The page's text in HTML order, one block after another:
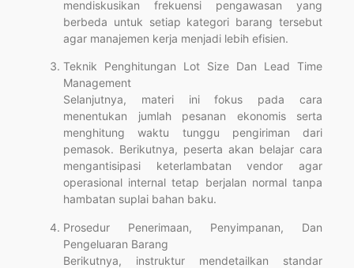
mendiskusikan frekuensi pengawasan yang
berbeda untuk setiap kategori barang tersebut
agar manajemen kerja menjadi lebih efisien.
Teknik Penghitungan Lot Size Dan Lead Time
Management
Selanjutnya, materi ini fokus pada cara
menentukan jumlah pesanan ekonomis serta
menghitung waktu tunggu pengiriman dari
pemasok. Berikutnya, peserta akan belajar cara
mengantisipasi keterlambatan vendor agar
operasional internal tetap berjalan normal tanpa
hambatan suplai bahan baku.
Prosedur Penerimaan, Penyimpanan, Dan
Pengeluaran Barang
Berikutnya, instruktur mendetailkan standar